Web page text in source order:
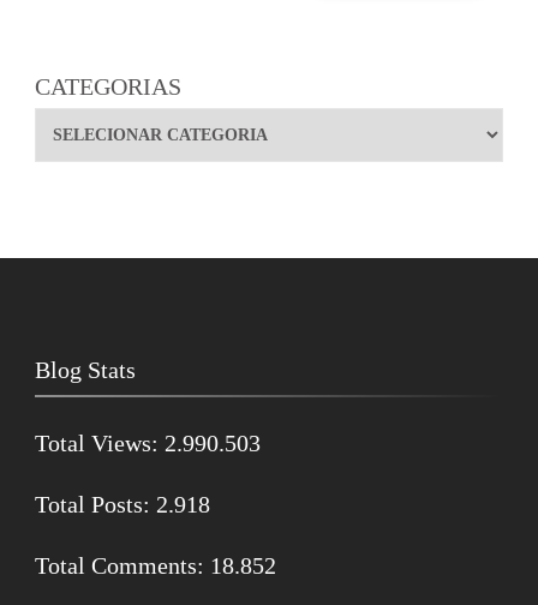
CATEGORIAS
Blog Stats
Total Views: 2.990.503
Total Posts: 2.918
Total Comments: 18.852